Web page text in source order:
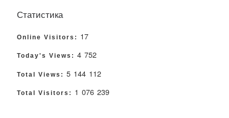
Статистика
Online Visitors: 17
Today's Views: 4 752
Total Views: 5 144 112
Total Visitors: 1 076 239